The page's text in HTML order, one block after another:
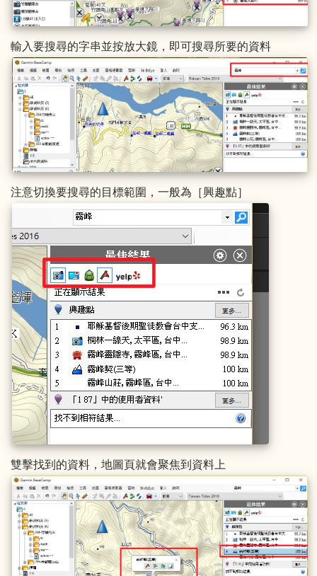
輸入要搜尋的字串並按放大鏡，即可搜尋所要的資料
注意切換要搜尋的目標範圍，一般為［興趣點］
雙擊找到的資料，地圖頁就會聚焦到資料上